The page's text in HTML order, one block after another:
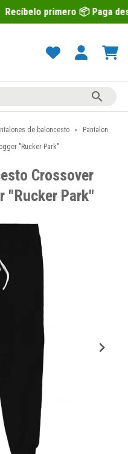
📦 Paga después con

de baloncesto
Pantalon
"Rucker Park"
Crossover
"Rucker Park"